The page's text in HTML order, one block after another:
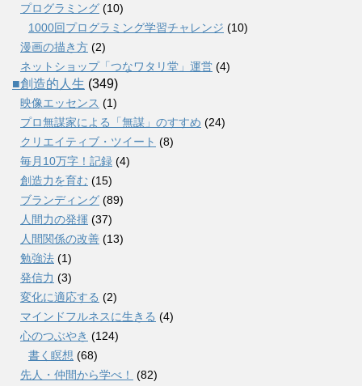
プログラミング (10)
1000回プログラミング学習チャレンジ (10)
漫画の描き方 (2)
ネットショップ「つなワタリ堂」運営 (4)
■創造的人生 (349)
映像エッセンス (1)
プロ無謀家による「無謀」のすすめ (24)
クリエイティブ・ツイート (8)
毎月10万字！記録 (4)
創造力を育む (15)
ブランディング (89)
人間力の発揮 (37)
人間関係の改善 (13)
勉強法 (1)
発信力 (3)
変化に適応する (2)
マインドフルネスに生きる (4)
心のつぶやき (124)
書く瞑想 (68)
先人・仲間から学べ！
(82)